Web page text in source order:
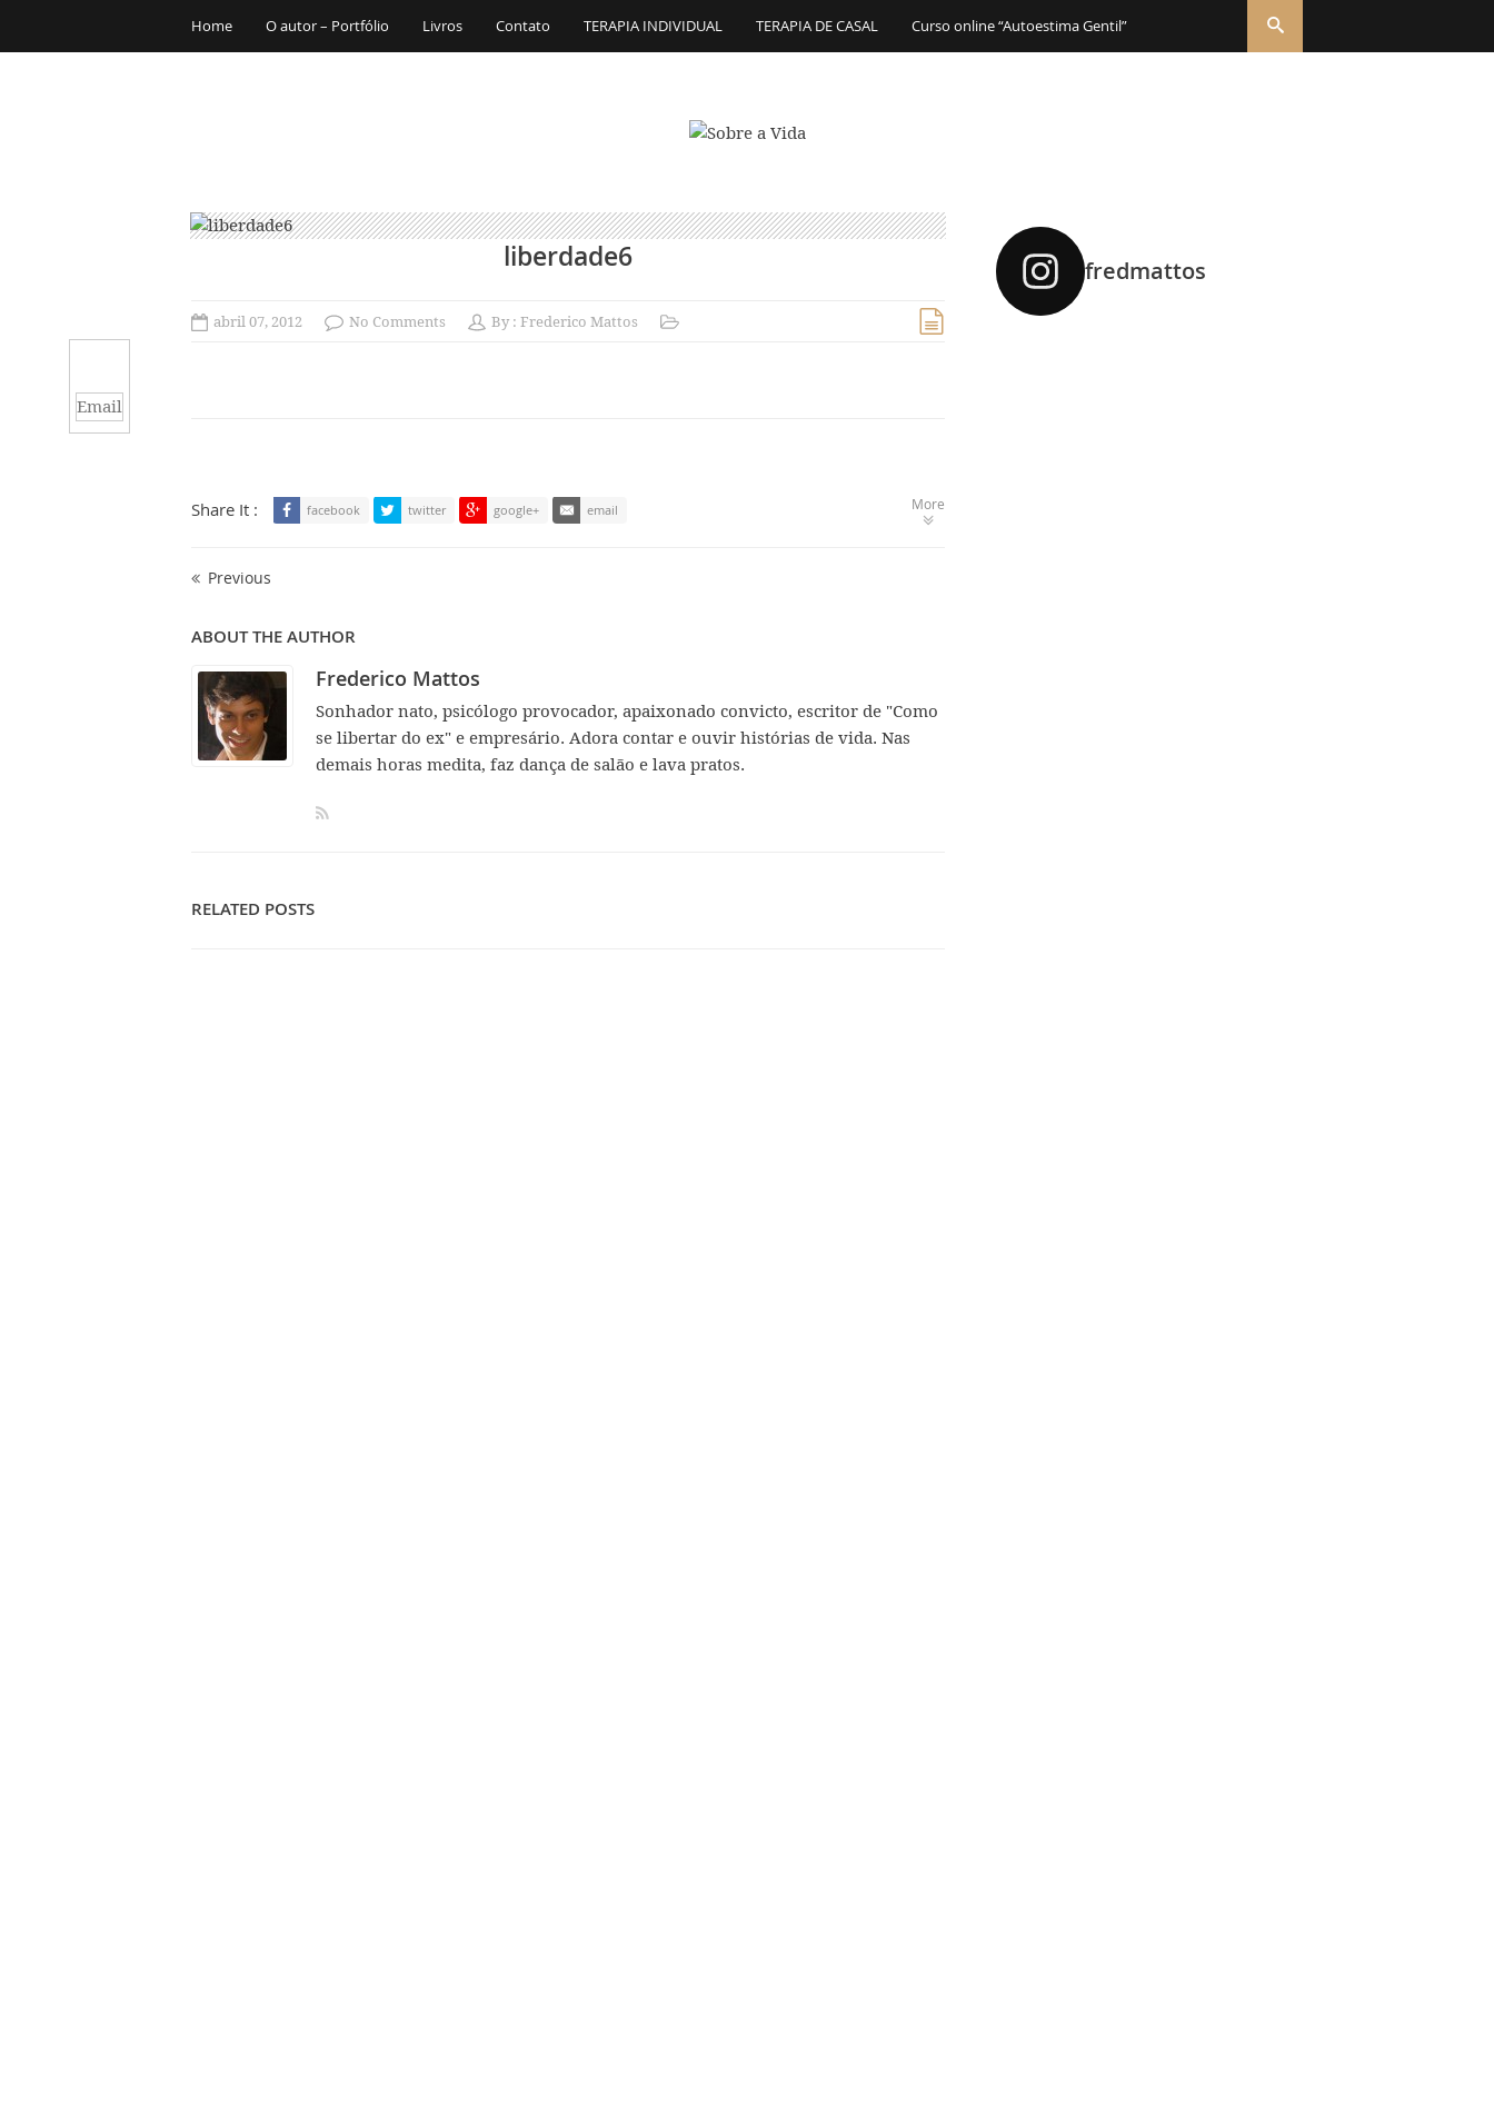
Home O autor – Portfólio Livros Contato TERAPIA INDIVIDUAL TERAPIA DE CASAL Curso online “Autoestima Gentil”
liberdade6
abril 07, 2012 No Comments By : Frederico Mattos
Email
Share It : facebook twitter google+ email More
Previous
ABOUT THE AUTHOR
Frederico Mattos
Sonhador nato, psicólogo provocador, apaixonado convicto, escritor de "Como
se libertar do ex" e empresário. Adora contar e ouvir histórias de vida. Nas
demais horas medita, faz dança de salão e lava pratos.
RELATED POSTS
fredmattos